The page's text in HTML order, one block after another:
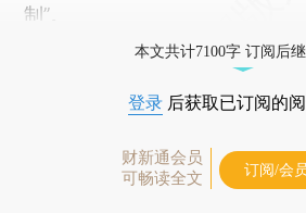
制”。
本文共计7100字 订阅后
登录 后获取已订阅的
财新通会员
可畅读全文
订阅/会